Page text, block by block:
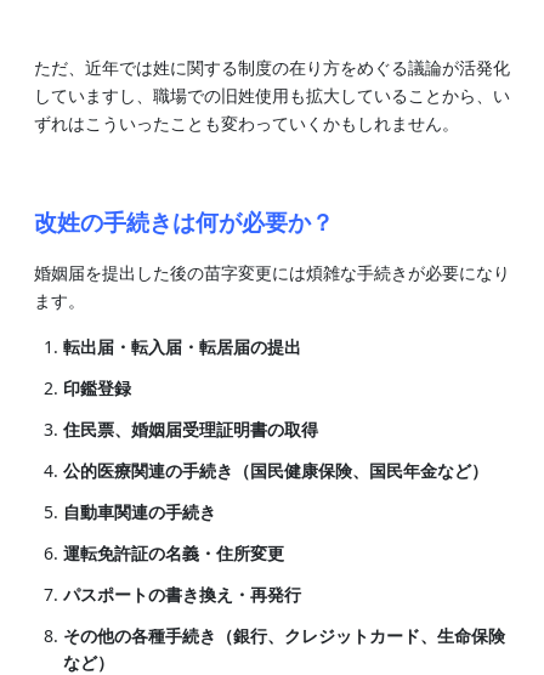
ただ、近年では姓に関する制度の在り方をめぐる議論が活発化
していますし、職場での旧姓使用も拡大していることから、い
ずれはこういったことも変わっていくかもしれません。
改姓の手続きは何が必要か？
婚姻届を提出した後の苗字変更には煩雑な手続きが必要になり
ます。
転出届・転入届・転居届の提出
印鑑登録
住民票、婚姻届受理証明書の取得
公的医療関連の手続き（国民健康保険、国民年金など）
自動車関連の手続き
運転免許証の名義・住所変更
パスポートの書き換え・再発行
その他の各種手続き（銀行、クレジットカード、生命保険
など）